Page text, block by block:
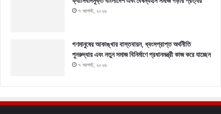
৭ আগস্ট, ২০২৬
গণমানুষের আকাঙ্খার বাস্তবায়ন, ধ্বংসপ্রাপ্ত অর্থনীতি
পুনরুদ্ধার এবং নতুন সমাজ বিনির্মাণে প্রধানমন্ত্রী কাজ করে যাচ্ছেন
৭ আগস্ট, ২০২৬